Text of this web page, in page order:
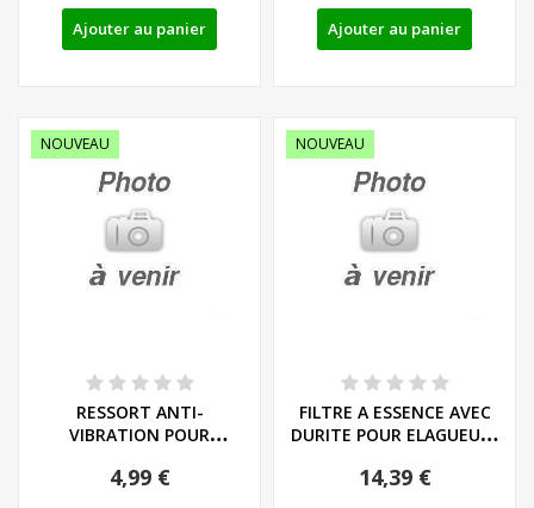
Ajouter au panier Ajouter au panier
NOUVEAU
RESSORT ANTI-
VIBRATION POUR
REF:...
4,99 €
NOUVEAU
FILTRE A ESSENCE AVEC
DURITE POUR ELAGUEUSE
14,39 €